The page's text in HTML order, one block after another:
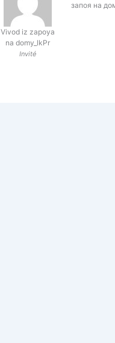
Vivod iz zapoya
na domy_lkPr
Invité
запоя на